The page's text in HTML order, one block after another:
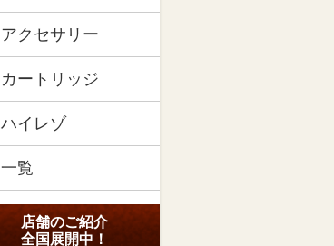
アクセサリー
カートリッジ
ハイレゾ
一覧
店舗のご紹介
全国展開中！